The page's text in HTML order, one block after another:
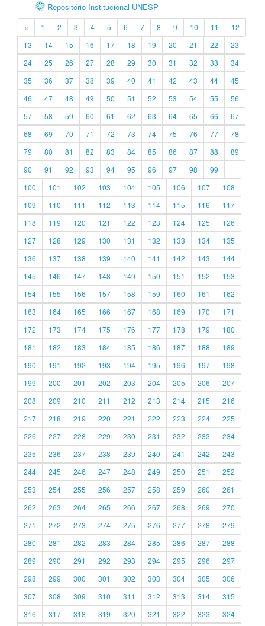
Repositório Institucional UNESP
« 1 2 3 4 5 6 7 8 9 10 11
12
13
14 15 16 17 18 19 20 21 22
23
24
25 26 27 28 29 30 31 32 33
34
35
36 37 38 39 40 41 42 43 44
45
46
47 48 49 50 51 52 53 54 55
56
57
58 59 60 61 62 63 64 65 66
67
68
69 70 71 72 73 74 75 76 77
78
79
80 81 82 83 84 85 86 87 88
89
90
91 92 93 94 95 96 97 98
99
100
101 102 103 104 105 106 107
108
109
110 111 112 113 114 115 116
117
118
119 120 121 122 123 124 125
126
127
128 129 130 131 132 133 134
135
136
137 138 139 140 141 142 143
144
145
146 147 148 149 150 151 152
153
154
155 156 157 158 159 160 161
162
163
164 165 166 167 168 169 170
171
172
173 174 175 176 177 178 179
180
181
182 183 184 185 186 187 188
189
190
191 192 193 194 195 196 197
198
199
200 201 202 203 204 205 206
207
208
209 210 211 212 213 214 215
216
217
218 219 220 221 222 223 224
225
226
227 228 229 230 231 232 233
234
235
236 237 238 239 240 241 242
243
244
245 246 247 248 249 250 251
252
253
254 255 256 257 258 259 260
261
262
263 264 265 266 267 268 269
270
271
272 273 274 275 276 277 278
279
280
281 282 283 284 285 286 287
288
289
290 291 292 293 294 295 296
297
298
299 300 301 302 303 304 305
306
307
308 309 310 311 312 313 314
315
316
317 318 319 320 321 322 323 324